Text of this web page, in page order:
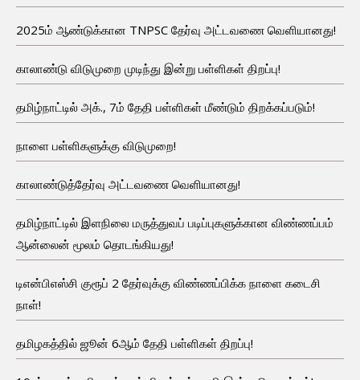
2025ம் ஆண்டுக்கான TNPSC தேர்வு அட்டவணை வெளியானது!
காலாண்டு விடுமுறை முடிந்து இன்று பள்ளிகள் திறப்பு!
தமிழ்நாட்டில் அக்., 7ம் தேதி பள்ளிகள் மீண்டும் திறக்கப்படும்!
நாளை பள்ளிகளுக்கு விடுமுறை!
காலாண்டுத்தேர்வு அட்டவணை வெளியானது!
தமிழ்நாட்டில் இளநிலை மருத்துவப் படிப்புகளுக்கான விண்ணப்பம்
ஆன்லைன் மூலம் தொடங்கியது!
டிஎன்பிஎஸ்சி குரூப் 2 தேர்வுக்கு விண்ணப்பிக்க நாளை கடைசி
நாள்!
தமிழகத்தில் ஜூன் 6ஆம் தேதி பள்ளிகள் திறப்பு!